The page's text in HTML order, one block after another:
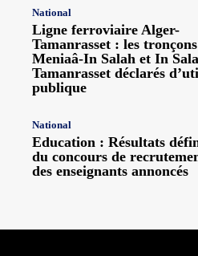
National
Ligne ferroviaire Alger-
Tamanrasset : les
Meniaâ-In Salah et In
Tamanrasset déclarés
publique
National
Education : Résultats
du concours de
des enseignants annoncés